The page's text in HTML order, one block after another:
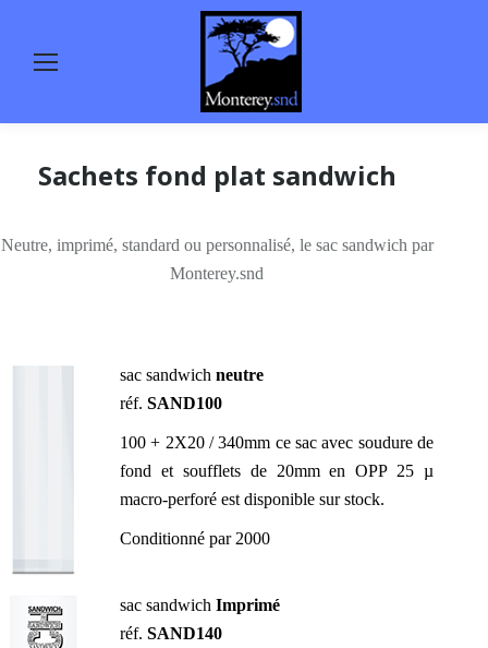
Sachets fond plat sandwich
Neutre, imprimé, standard ou personnalisé, le sac sandwich par
Monterey.snd
sac sandwich neutre
réf. SAND100
100 + 2X20 / 340mm ce sac avec soudure de
fond et soufflets de 20mm en OPP 25 µ
macro-perforé est disponible sur stock.
Conditionné par 2000
sac sandwich Imprimé
réf. SAND140